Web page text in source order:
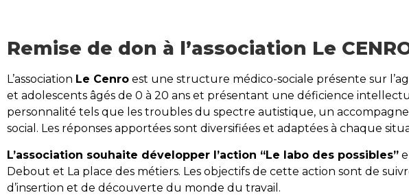
Remise de don à l’association Le
L’association Le Cenro est une structure médico-sociale présente sur
et adolescents âgés de 0 à 20 ans et présentant une déficience
personnalité tels que les troubles du spectre autistique, un
social. Les réponses apportées sont diversifiées et adaptées à chaque
L’association souhaite développer l’action “Le labo des possibles”
Debout et La place des métiers. Les objectifs de cette action sont de
d’insertion et de découverte du monde du travail.